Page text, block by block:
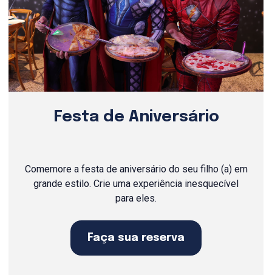
Festa de Aniversário
Comemore a festa de aniversário do seu filho (a) em
grande estilo. Crie uma experiência inesquecível
para eles.
Faça sua reserva